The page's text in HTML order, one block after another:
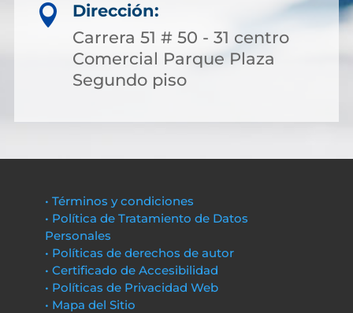

Dirección:
Carrera 51 # 50 - 31 centro
Comercial Parque Plaza
Segundo piso
• Términos y condiciones
• Política de Tratamiento de Datos
Personales
• Políticas de derechos de autor
• Certificado de Accesibilidad
• Políticas de Privacidad Web
• Mapa del Sitio